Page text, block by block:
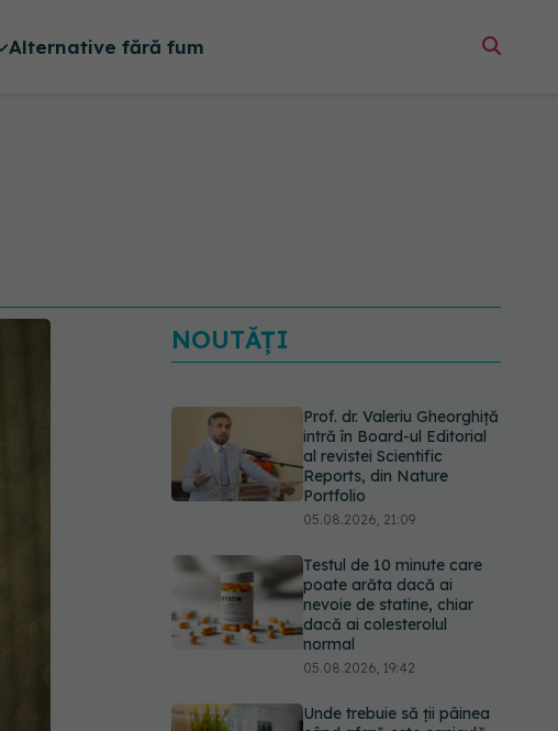
Alternative fără fum
NOUTĂȚI
Prof. dr. Valeriu Gheorghiță
intră în Board-ul Editorial
al revistei Scientific
Reports, din Nature
Portfolio
05.08.2026, 21:09
Testul de 10 minute care
poate arăta dacă ai
nevoie de statine, chiar
dacă ai colesterolul
normal
05.08.2026, 19:42
Unde trebuie să ții pâinea